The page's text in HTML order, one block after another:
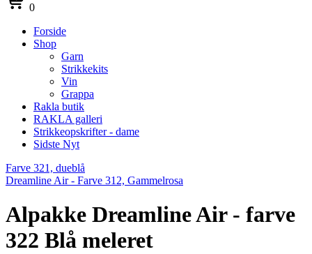
0
Forside
Shop
Garn
Strikkekits
Vin
Grappa
Rakla butik
RAKLA galleri
Strikkeopskrifter - dame
Sidste Nyt
Farve 321, dueblå
Dreamline Air - Farve 312, Gammelrosa
Alpakke Dreamline Air - farve
322 Blå meleret